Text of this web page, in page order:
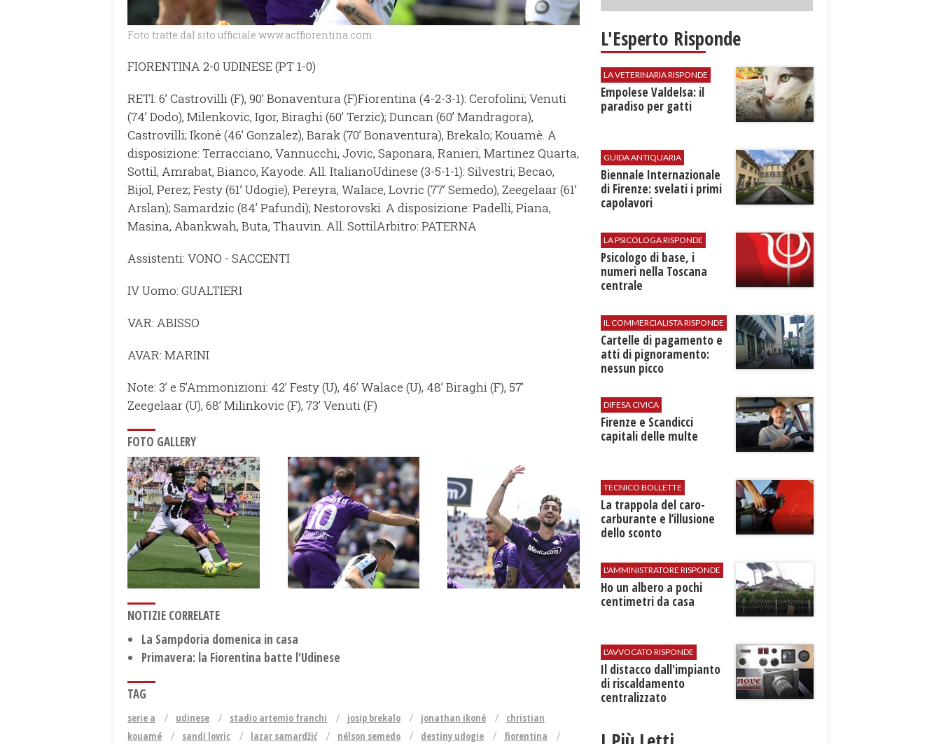
Foto tratte dal sito ufficiale www.acffiorentina.com
FIORENTINA 2-0 UDINESE (PT 1-0)
RETI: 6’ Castrovilli (F), 90’ Bonaventura (F)Fiorentina (4-2-3-1): Cerofolini; Venuti
(74’ Dodo), Milenkovic, Igor, Biraghi (60’ Terzic); Duncan (60’ Mandragora),
Castrovilli; Ikonè (46’ Gonzalez), Barak (70’ Bonaventura), Brekalo; Kouamè. A
disposizione: Terracciano, Vannucchi, Jovic, Saponara, Ranieri, Martinez Quarta,
Sottil, Amrabat, Bianco, Kayode. All. ItalianoUdinese (3-5-1-1): Silvestri; Becao,
Bijol, Perez; Festy (61’ Udogie), Pereyra, Walace, Lovric (77’ Semedo), Zeegelaar (61’
Arslan); Samardzic (84’ Pafundi); Nestorovski. A disposizione: Padelli, Piana,
Masina, Abankwah, Buta, Thauvin. All. SottilArbitro: PATERNA
Assistenti: VONO - SACCENTI
IV Uomo: GUALTIERI
VAR: ABISSO
AVAR: MARINI
Note: 3’ e 5’Ammonizioni: 42’ Festy (U), 46’ Walace (U), 48’ Biraghi (F), 57’
Zeegelaar (U), 68’ Milinkovic (F), 73’ Venuti (F)
FOTO GALLERY
NOTIZIE CORRELATE
La Sampdoria domenica in casa
Primavera: la Fiorentina batte l'Udinese
TAG
serie a udinese stadio artemio franchi josip brekalo jonathan ikoné
christian
kouamé
sandi lovric lazar samardžić nélson semedo destiny udogie fiorentina
L'Esperto Risponde
LA VETERINARIA RISPONDE
Empolese Valdelsa: il
paradiso per gatti
GUIDA ANTIQUARIA
Biennale Internazionale
di Firenze: svelati i primi
capolavori
LA PSICOLOGA RISPONDE
Psicologo di base, i
numeri nella Toscana
centrale
IL COMMERCIALISTA RISPONDE
Cartelle di pagamento e
atti di pignoramento:
nessun picco
DIFESA CIVICA
Firenze e Scandicci
capitali delle multe
TECNICO BOLLETTE
​La trappola del caro-
carburante e l’illusione
dello sconto
L'AMMINISTRATORE RISPONDE
Ho un albero a pochi
centimetri da casa
L'AVVOCATO RISPONDE
Il distacco dall'impianto
di riscaldamento
centralizzato